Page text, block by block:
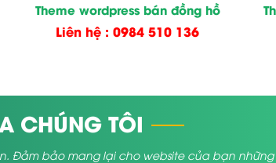
Theme wordpress bán đồng hồ
Liên hệ : 0984 510 136
CHÚNG TÔI
Đảm bảo mang lại cho website của bạn